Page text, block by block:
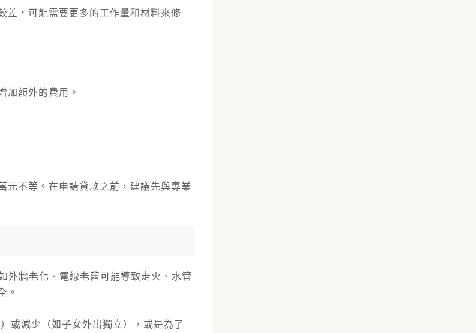
差，可能需要更多的工作量和材料來修
加額外的費用。
元不等。在申請貸款之前，建議先與專業
外牆老化、電線老舊可能導致走火、水管
。
或減少（如子女外出獨立），或是為了